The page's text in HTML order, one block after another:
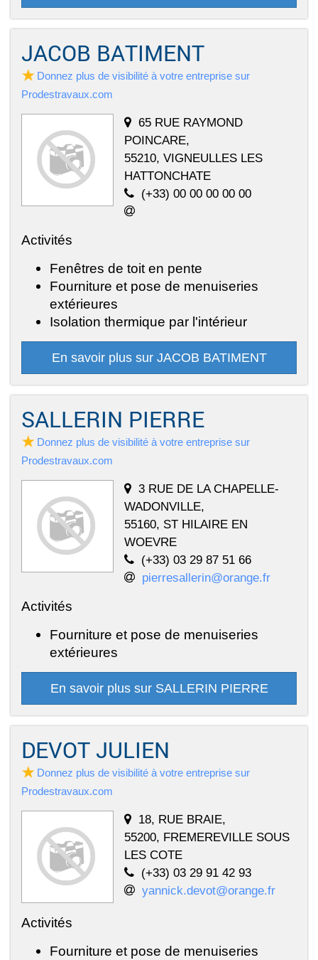
JACOB BATIMENT
Donnez plus de visibilité à votre entreprise sur
Prodestravaux.com
65 RUE RAYMOND
POINCARE,
55210, VIGNEULLES LES
HATTONCHATE
(+33) 00 00 00 00 00
Activités
Fenêtres de toit en pente
Fourniture et pose de menuiseries
extérieures
Isolation thermique par l'intérieur
En savoir plus sur JACOB BATIMENT
SALLERIN PIERRE
Donnez plus de visibilité à votre entreprise sur
Prodestravaux.com
3 RUE DE LA CHAPELLE-
WADONVILLE,
55160, ST HILAIRE EN
WOEVRE
(+33) 03 29 87 51 66
pierresallerin@orange.fr
Activités
Fourniture et pose de menuiseries
extérieures
En savoir plus sur SALLERIN PIERRE
DEVOT JULIEN
Donnez plus de visibilité à votre entreprise sur
Prodestravaux.com
18, RUE BRAIE,
55200, FREMEREVILLE SOUS
LES COTE
(+33) 03 29 91 42 93
yannick.devot@orange.fr
Activités
Fourniture et pose de menuiseries